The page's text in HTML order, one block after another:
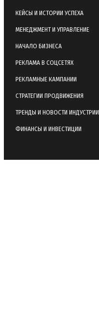
КЕЙСЫ И ИСТОРИИ УСПЕХА
МЕНЕДЖМЕНТ И УПРАВЛЕНИЕ
НАЧАЛО БИЗНЕСА
РЕКЛАМА В СОЦСЕТЯХ
РЕКЛАМНЫЕ КАМПАНИИ
СТРАТЕГИИ ПРОДВИЖЕНИЯ
ТРЕНДЫ И НОВОСТИ ИНДУСТРИИ
ФИНАНСЫ И ИНВЕСТИЦИИ